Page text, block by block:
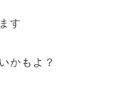
す
かもよ？